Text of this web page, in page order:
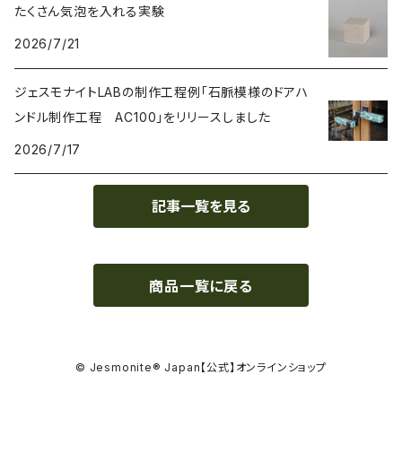
たくさん気泡を入れる実験
2026/7/21
ジェスモナイトLABの制作工程例「石脈模様のドアハ
ンドル制作工程 AC100」をリリースしました
2026/7/17
記事一覧を見る
商品一覧に戻る
© Jesmonite® Japan【公式】オンラインショップ